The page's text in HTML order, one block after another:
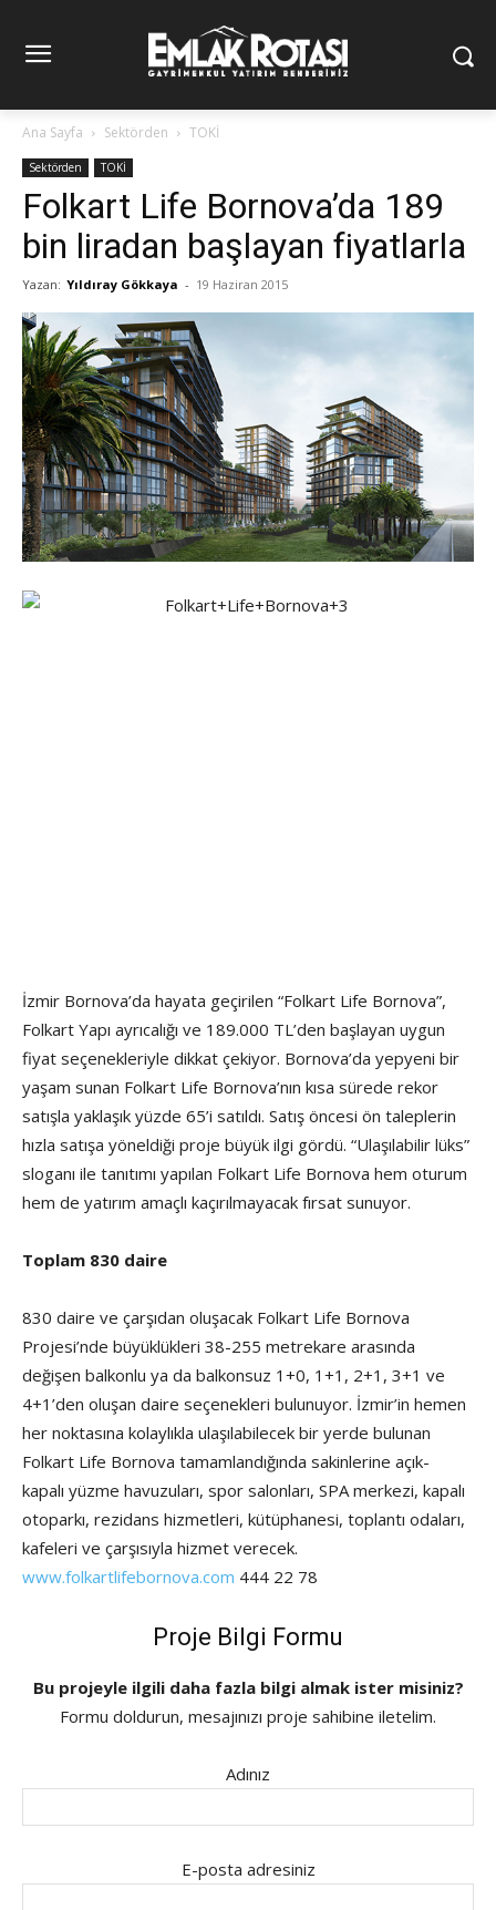
Ana Sayfa Sektörden TOKİ
Sektörden TOKİ
Folkart Life Bornova’da 189
bin liradan başlayan fiyatlarla
Yazan: Yıldıray Gökkaya - 19 Haziran 2015
İzmir Bornova’da hayata geçirilen “Folkart Life Bornova”,
Folkart Yapı ayrıcalığı ve 189.000 TL’den başlayan uygun
fiyat seçenekleriyle dikkat çekiyor. Bornova’da yepyeni bir
yaşam sunan Folkart Life Bornova’nın kısa sürede rekor
satışla yaklaşık yüzde 65’i satıldı. Satış öncesi ön taleplerin
hızla satışa yöneldiği proje büyük ilgi gördü. “Ulaşılabilir lüks”
sloganı ile tanıtımı yapılan Folkart Life Bornova hem oturum
hem de yatırım amaçlı kaçırılmayacak fırsat sunuyor.
Toplam 830 daire
830 daire ve çarşıdan oluşacak Folkart Life Bornova
Projesi’nde büyüklükleri 38-255 metrekare arasında
değişen balkonlu ya da balkonsuz 1+0, 1+1, 2+1, 3+1 ve
4+1’den oluşan daire seçenekleri bulunuyor. İzmir’in hemen
her noktasına kolaylıkla ulaşılabilecek bir yerde bulunan
Folkart Life Bornova tamamlandığında sakinlerine açık-
kapalı yüzme havuzuları, spor salonları, SPA merkezi, kapalı
otoparkı, rezidans hizmetleri, kütüphanesi, toplantı odaları,
kafeleri ve çarşısıyla hizmet verecek.
www.folkartlifebornova.com 444 22 78
Proje Bilgi Formu
Bu projeyle ilgili daha fazla bilgi almak ister misiniz?
Formu doldurun, mesajınızı proje sahibine iletelim.
Adınız
E-posta adresiniz